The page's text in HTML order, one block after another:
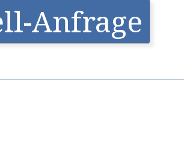
Anfrage